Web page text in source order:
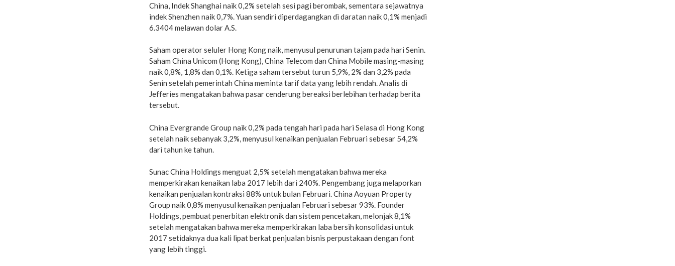
China, Indek Shanghai naik 0,2% setelah sesi pagi berombak, sementara sejawatnya
indek Shenzhen naik 0,7%. Yuan sendiri diperdagangkan di daratan naik 0,1% menjadi
6.3404 melawan dolar A.S.
Saham operator seluler Hong Kong naik, menyusul penurunan tajam pada hari Senin.
Saham China Unicom (Hong Kong), China Telecom dan China Mobile masing-masing
naik 0,8%, 1,8% dan 0,1%. Ketiga saham tersebut turun 5,9%, 2% dan 3,2% pada
Senin setelah pemerintah China meminta tarif data yang lebih rendah. Analis di
Jefferies mengatakan bahwa pasar cenderung bereaksi berlebihan terhadap berita
tersebut.
China Evergrande Group naik 0,2% pada tengah hari pada hari Selasa di Hong Kong
setelah naik sebanyak 3,2%, menyusul kenaikan penjualan Februari sebesar 54,2%
dari tahun ke tahun.
Sunac China Holdings menguat 2,5% setelah mengatakan bahwa mereka
memperkirakan kenaikan laba 2017 lebih dari 240%. Pengembang juga melaporkan
kenaikan penjualan kontraksi 88% untuk bulan Februari. China Aoyuan Property
Group naik 0,8% menyusul kenaikan penjualan Februari sebesar 93%. Founder
Holdings, pembuat penerbitan elektronik dan sistem pencetakan, melonjak 8,1%
setelah mengatakan bahwa mereka memperkirakan laba bersih konsolidasi untuk
2017 setidaknya dua kali lipat berkat penjualan bisnis perpustakaan dengan font
yang lebih tinggi.